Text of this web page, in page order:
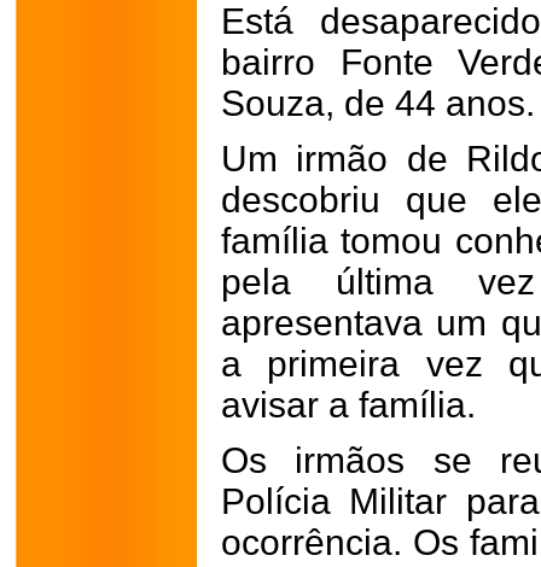
Está
bairro Fonte
Souza, de 44
Um irmão de
descobriu que
família tomou
pela última
apresentava um
a primeira vez
avisar a família.
Os irmãos se
Polícia Militar
ocorrência. Os